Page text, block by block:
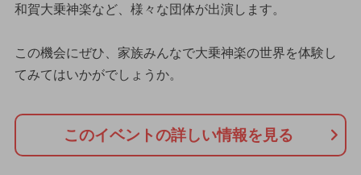
和賀大乗神楽など、様々な団体が出演します。
この機会にぜひ、家族みんなで大乗神楽の世界を体験し
てみてはいかがでしょうか。
このイベントの詳しい情報を見る